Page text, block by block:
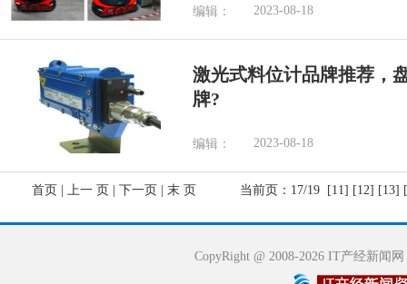
编辑： 2023-08-18
激光式料位计品牌推荐，
牌?
编辑： 2023-08-18
首页 上一 页 下一页 末 页 当前页：17/19 [11] [12] [13]
CopyRight @ 2008-2026 IT产经新闻